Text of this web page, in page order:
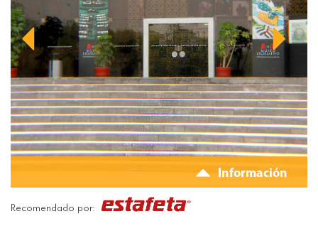
Información
Recomendado por: